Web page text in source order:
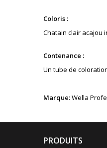
Coloris :
Chatain clair acajou
Contenance :
Un tube de
Marque: Wella
PRODUITS